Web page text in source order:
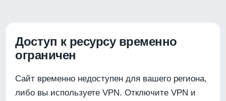
Доступ к ресурсу временно
ограничен
Сайт временно недоступен для вашего региона,
либо вы используете VPN. Отключите VPN и